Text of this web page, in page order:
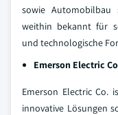
sowie
weithin bekannt für
und technologische
Emerson Electric
Emerson Electric
innovative Lösungen